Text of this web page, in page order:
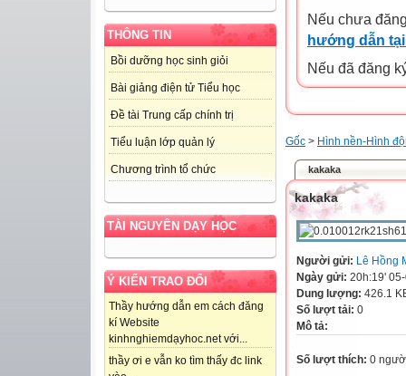
THÔNG TIN
Bồi dưỡng học sinh giỏi
Bài giảng điện tử Tiểu học
Đề tài Trung cấp chính trị
Tiểu luận lớp quản lý
Chương trình tổ chức
TÀI NGUYÊN DẠY HỌC
Ý KIẾN TRAO ĐỔI
Thầy hướng dẫn em cách đăng
kí Website
kinhnghiemdạyhoc.net với...
thầy ơi e vẫn ko tìm thấy đc link
Nếu chưa
hướng dẫn
Nếu đã đăng
Gốc > Hình nền-Hình
kakaka
kakaka
Người gửi: Lê Hồng
Ngày gửi: 20h:19'
Dung lượng: 426.1
Số lượt tải: 0
Mô tả:
Số lượt thích: 0